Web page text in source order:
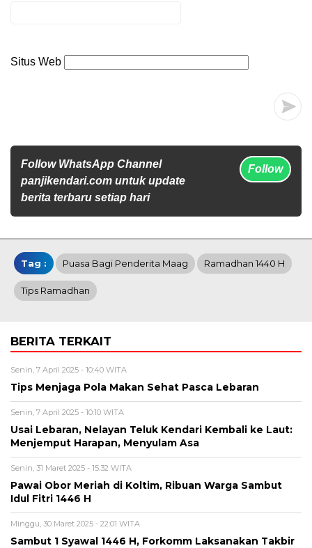
Situs Web
Follow WhatsApp Channel
panjikendari.com untuk update
berita terbaru setiap hari
Follow
Tag : Puasa Bagi Penderita Maag Ramadhan 1440 H
Tips Ramadhan
BERITA TERKAIT
Senin, 7 April 2025 - 10:40 WITA
Tips Menjaga Pola Makan Sehat Pasca Lebaran
Senin, 7 April 2025 - 10:10 WITA
Usai Lebaran, Nelayan Teluk Kendari Kembali ke Laut:
Menjemput Harapan, Menyulam Asa
Senin, 31 Maret 2025 - 15:32 WITA
Pawai Obor Meriah di Koltim, Ribuan Warga Sambut
Idul Fitri 1446 H
Minggu, 30 Maret 2025 - 22:01 WITA
Sambut 1 Syawal 1446 H, Forkomm Laksanakan Takbir